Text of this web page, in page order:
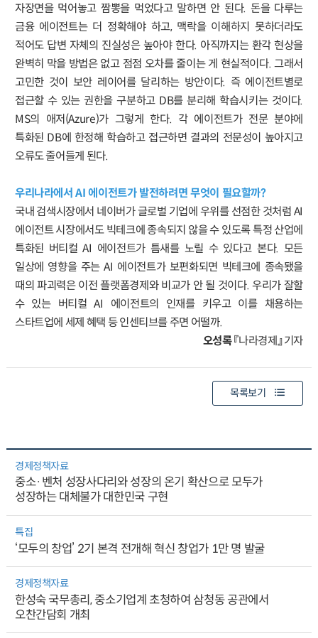
자장면을 먹어놓고 짬뽕을 먹었다고 말하면 안 된다. 돈을 다루는
금융 에이전트는 더 정확해야 하고, 맥락을 이해하지 못하더라도
적어도 답변 자체의 진실성은 높아야 한다. 아직까지는 환각 현상을
완벽히 막을 방법은 없고 점점 오차를 줄이는 게 현실적이다. 그래서
고민한 것이 보안 레이어를 달리하는 방안이다. 즉 에이전트별로
접근할 수 있는 권한을 구분하고 DB를 분리해 학습시키는 것이다.
MS의 애저(Azure)가 그렇게 한다. 각 에이전트가 전문 분야에
특화된 DB에 한정해 학습하고 접근하면 결과의 전문성이 높아지고
오류도 줄어들게 된다.
우리나라에서 AI 에이전트가 발전하려면 무엇이 필요할까?
국내 검색시장에서 네이버가 글로벌 기업에 우위를 선점한 것처럼 AI
에이전트 시장에서도 빅테크에 종속되지 않을 수 있도록 특정 산업에
특화된 버티컬 AI 에이전트가 틈새를 노릴 수 있다고 본다. 모든
일상에 영향을 주는 AI 에이전트가 보편화되면 빅테크에 종속됐을
때의 파괴력은 이전 플랫폼경제와 비교가 안 될 것이다. 우리가 잘할
수 있는 버티컬 AI 에이전트의 인재를 키우고 이를 채용하는
스타트업에 세제 혜택 등 인센티브를 주면 어떨까.
오성록『나라경제』 기자
목록보기
경제정책자료
중소·벤처 성장사다리와 성장의 온기 확산으로 모두가
성장하는 대체불가 대한민국 구현
특집
‘모두의 창업’ 2기 본격 전개해 혁신 창업가 1만 명 발굴
경제정책자료
한성숙 국무총리, 중소기업계 초청하여 삼청동 공관에서
오찬간담회 개최